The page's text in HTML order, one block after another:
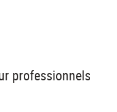
professionnels